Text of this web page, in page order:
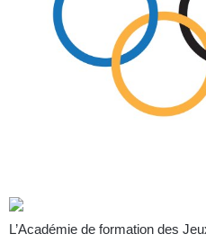
L’Académie de formation des